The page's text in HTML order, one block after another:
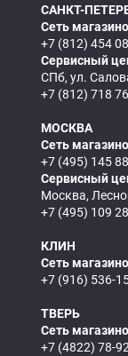
САНКТ-
Сеть
+7 (812) 454
Сервисный
СПб, ул.
+7 (812) 718
МОСКВА
Сеть
+7 (495) 145
Сервисный
Москва,
+7 (495) 109
КЛИН
Сеть
+7 (916) 536-
ТВЕРЬ
Сеть
+7 (4822) 78-